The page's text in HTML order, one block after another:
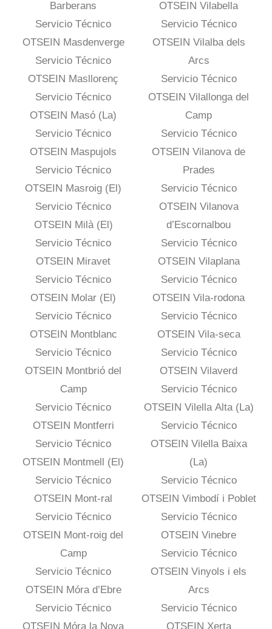
Barberans
Servicio Técnico
OTSEIN Masdenverge
Servicio Técnico
OTSEIN Masllorenç
Servicio Técnico
OTSEIN Masó (La)
Servicio Técnico
OTSEIN Maspujols
Servicio Técnico
OTSEIN Masroig (El)
Servicio Técnico
OTSEIN Milà (El)
Servicio Técnico
OTSEIN Miravet
Servicio Técnico
OTSEIN Molar (El)
Servicio Técnico
OTSEIN Montblanc
Servicio Técnico
OTSEIN Montbrió del
Camp
Servicio Técnico
OTSEIN Montferri
Servicio Técnico
OTSEIN Montmell (El)
Servicio Técnico
OTSEIN Mont-ral
Servicio Técnico
OTSEIN Mont-roig del
Camp
Servicio Técnico
OTSEIN Móra d’Ebre
Servicio Técnico
OTSEIN Móra la Nova
OTSEIN Vilabella
Servicio Técnico
OTSEIN Vilalba dels
Arcs
Servicio Técnico
OTSEIN Vilallonga del
Camp
Servicio Técnico
OTSEIN Vilanova de
Prades
Servicio Técnico
OTSEIN Vilanova
d’Escornalbou
Servicio Técnico
OTSEIN Vilaplana
Servicio Técnico
OTSEIN Vila-rodona
Servicio Técnico
OTSEIN Vila-seca
Servicio Técnico
OTSEIN Vilaverd
Servicio Técnico
OTSEIN Vilella Alta (La)
Servicio Técnico
OTSEIN Vilella Baixa
(La)
Servicio Técnico
OTSEIN Vimbodí i Poblet
Servicio Técnico
OTSEIN Vinebre
Servicio Técnico
OTSEIN Vinyols i els
Arcs
Servicio Técnico
OTSEIN Xerta